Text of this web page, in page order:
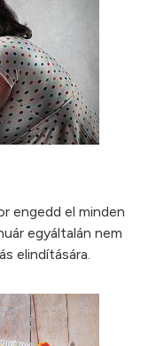
engedd el minden
egyáltalán nem
elindítására.